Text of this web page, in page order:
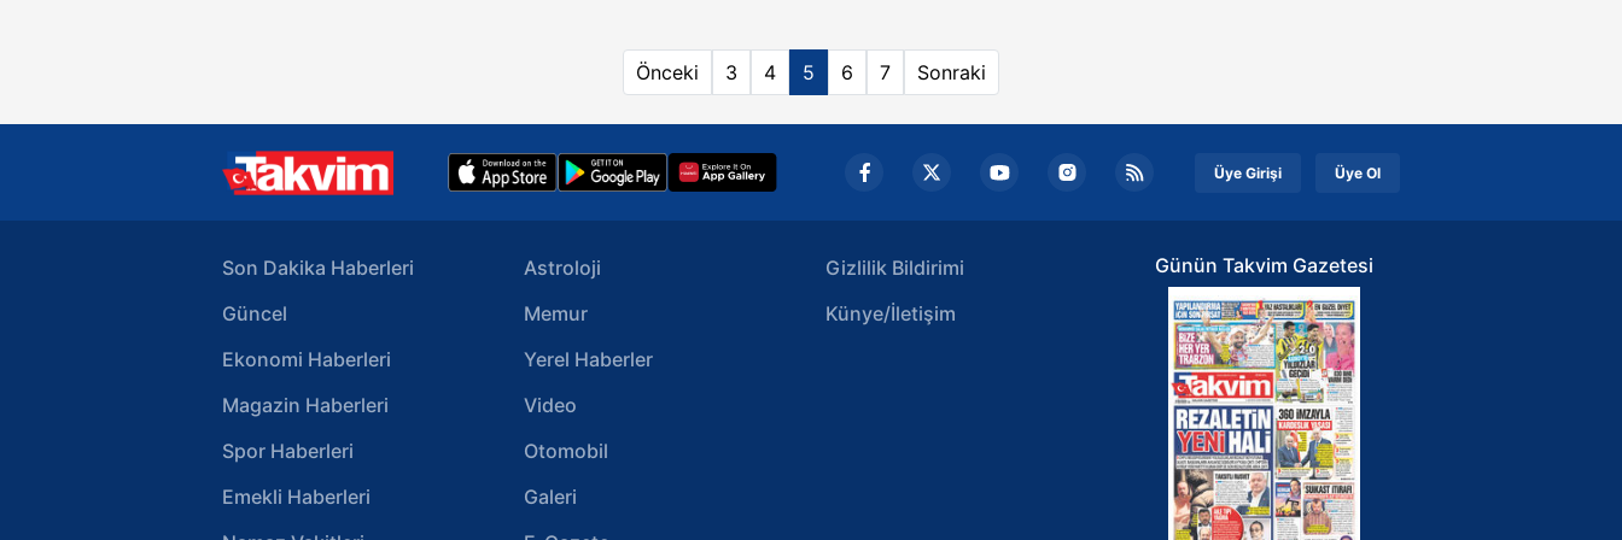
Önceki 3 4 5 6 7 Sonraki
Üye Girişi Üye Ol
Son Dakika Haberleri
Güncel
Ekonomi Haberleri
Magazin Haberleri
Spor Haberleri
Emekli Haberleri
Astroloji
Memur
Yerel Haberler
Video
Otomobil
Galeri
Gizlilik Bildirimi
Künye/İletişim
Günün Takvim Gazetesi